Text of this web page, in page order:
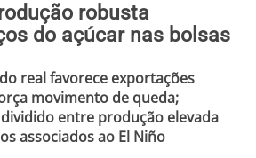
robusta
do açúcar nas bolsas
real favorece exportações
movimento de queda;
entre produção elevada
associados ao El Niño